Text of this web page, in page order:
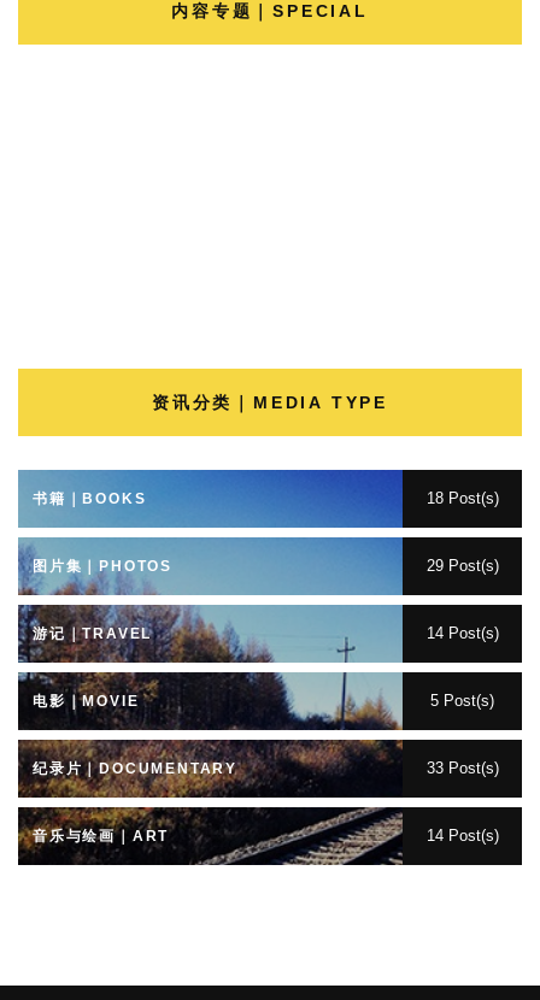
内容专题｜SPECIAL
资讯分类｜MEDIA TYPE
书籍｜BOOKS 18 Post(s)
图片集｜PHOTOS 29 Post(s)
游记｜TRAVEL 14 Post(s)
电影｜MOVIE 5 Post(s)
纪录片｜DOCUMENTARY 33 Post(s)
音乐与绘画｜ART 14 Post(s)